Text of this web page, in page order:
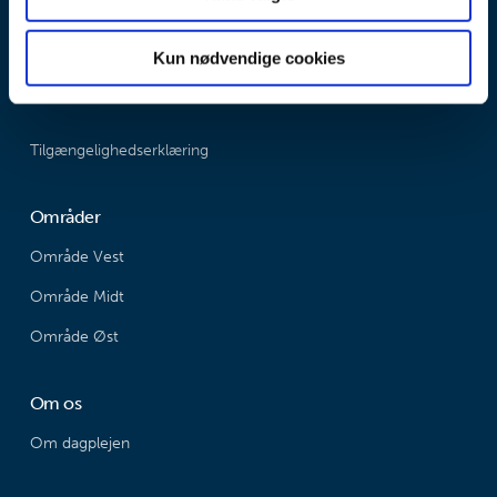
Kun nødvendige cookies
Tlf. Pladsanvisningen: 79 94 68 00 - Dagplejen: 79 94 79 91
Email: dagplejen@varde.dk
Tilgængelighedserklæring
Områder
Område Vest
Område Midt
Område Øst
Om os
Om dagplejen